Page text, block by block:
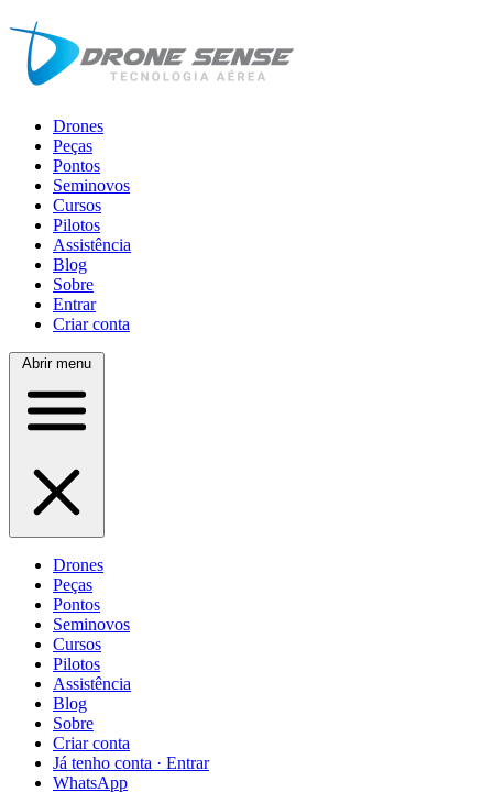
Drones
Peças
Pontos
Seminovos
Cursos
Pilotos
Assistência
Blog
Sobre
Entrar
Criar conta
Abrir menu
Drones
Peças
Pontos
Seminovos
Cursos
Pilotos
Assistência
Blog
Sobre
Criar conta
Já tenho conta · Entrar
WhatsApp